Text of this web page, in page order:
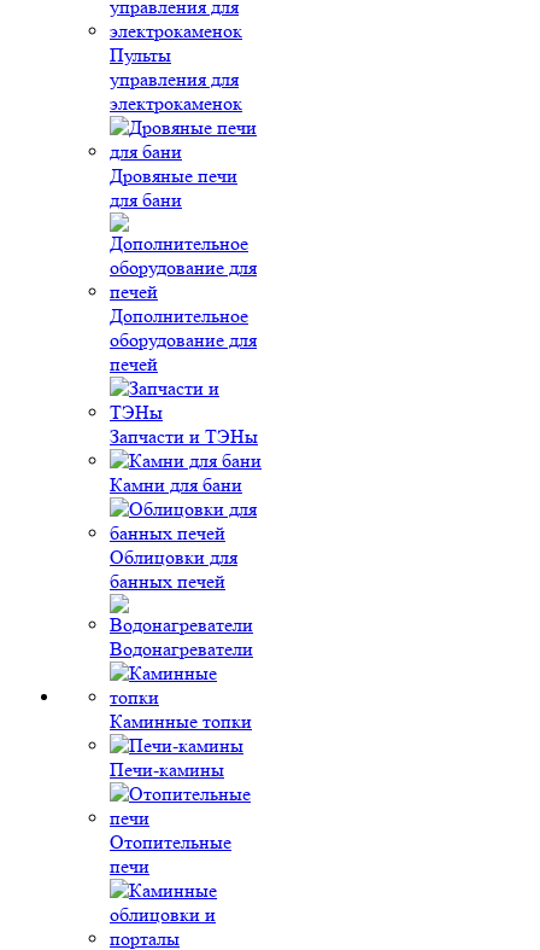
Пульты
управления для
электрокаменок
Дровяные печи
для бани
Дополнительное
оборудование для
печей
Запчасти и ТЭНы
Камни для бани
Облицовки для
банных печей
Водонагреватели
Каминные топки
Печи-камины
Отопительные
печи